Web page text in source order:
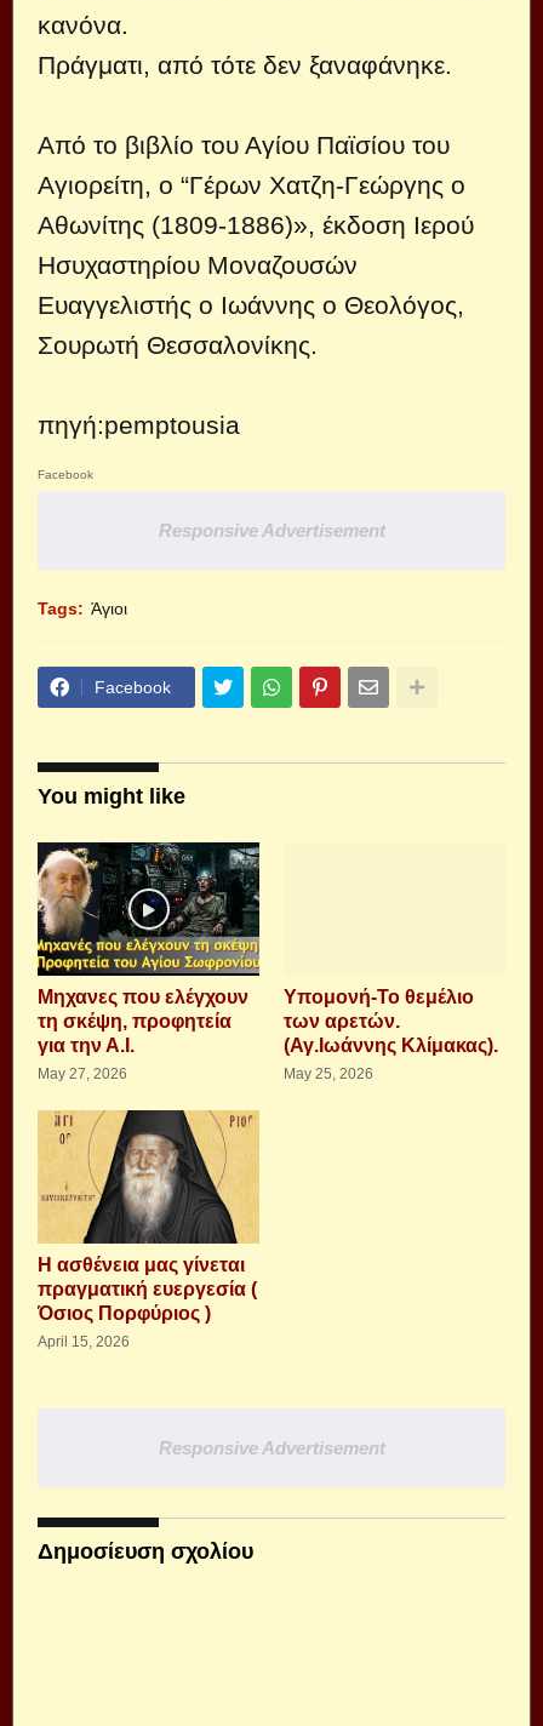
κανόνα.
Πράγματι, από τότε δεν ξαναφάνηκε.
Από το βιβλίο του Αγίου Παϊσίου του
Αγιορείτη, ο “Γέρων Χατζη-Γεώργης ο
Αθωνίτης (1809-1886)», έκδοση Ιερού
Ησυχαστηρίου Μοναζουσών
Ευαγγελιστής ο Ιωάννης ο Θεολόγος,
Σουρωτή Θεσσαλονίκης.
πηγή:pemptousia
Facebook
Responsive Advertisement
Tags: Άγιοι
Facebook
You might like
Μηχανες που ελέγχουν
τη σκέψη, προφητεία
για την Α.Ι.
May 27, 2026
Υπομονή-Το θεμέλιο
των αρετών.
(Αγ.Ιωάννης Κλίμακας).
May 25, 2026
Η ασθένεια μας γίνεται
πραγματική ευεργεσία (
Όσιος Πορφύριος )
April 15, 2026
Responsive Advertisement
Δημοσίευση σχολίου